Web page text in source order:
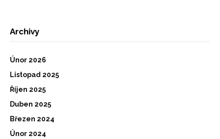
Archivy
Únor 2026
Listopad 2025
Říjen 2025
Duben 2025
Březen 2024
Únor 2024